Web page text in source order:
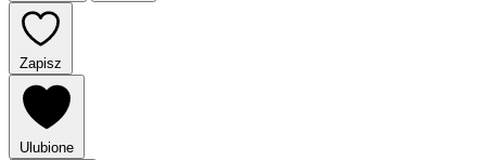
Zapisz
Ulubione